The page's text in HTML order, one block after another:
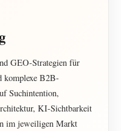
GEO-Strategien für
komplexe B2B-
Suchintention,
KI-Sichtbarkeit
im jeweiligen Markt